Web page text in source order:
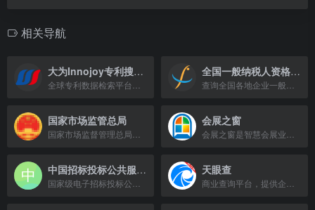
相关导航
大为Innojoy专利搜索引擎 全国一般纳税人资格查询网
国家市场监管总局 会展之窗
中国招标投标公共服务平台 天眼查